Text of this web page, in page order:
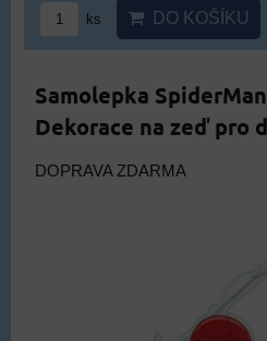
ks DO KOŠÍKU
Samolepka
Dekorace na zeď pro
DOPRAVA ZDARMA